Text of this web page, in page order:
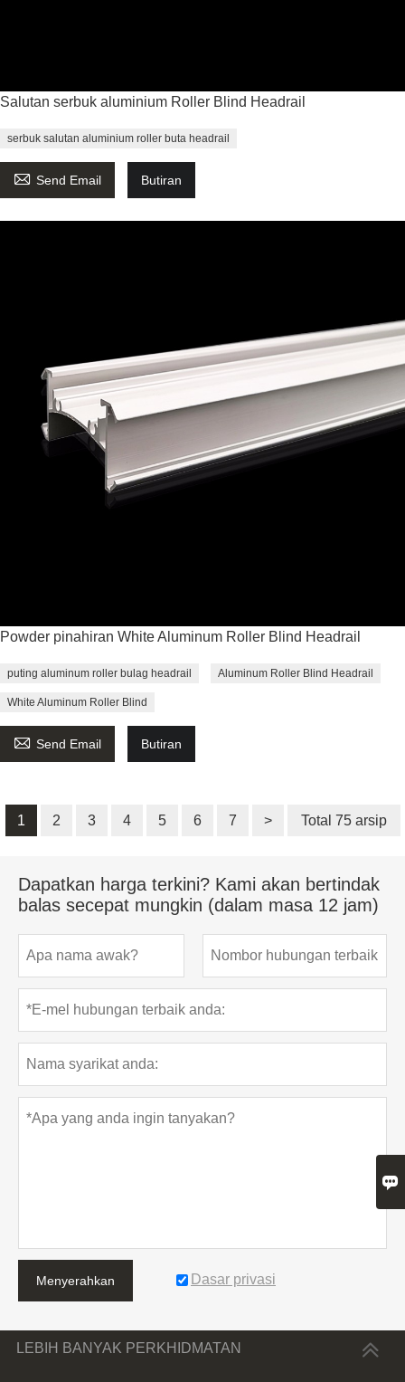
Salutan serbuk aluminium Roller Blind Headrail
serbuk salutan aluminium roller buta headrail
 Send Email Butiran
Powder pinahiran White Aluminum Roller Blind Headrail
puting aluminum roller bulag headrail Aluminum Roller Blind Headrail
White Aluminum Roller Blind
 Send Email Butiran
1 2 3 4 5 6 7 > Total 75 arsip
Dapatkan harga terkini? Kami akan bertindak
balas secepat mungkin (dalam masa 12 jam)
Menyerahkan Dasar privasi
LEBIH BANYAK PERKHIDMATAN
